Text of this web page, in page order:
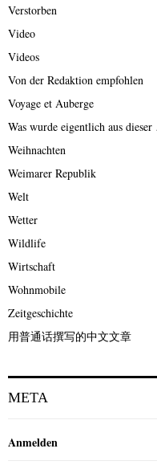
Verstorben
Video
Videos
Von der Redaktion empfohlen
Voyage et Auberge
Was wurde eigentlich aus
Weihnachten
Weimarer Republik
Welt
Wetter
Wildlife
Wirtschaft
Wohnmobile
Zeitgeschichte
用普通话撰写的中文文章
META
Anmelden